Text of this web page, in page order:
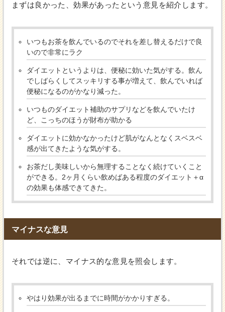
まずは良かった、効果があったという意見を紹介します。
いつもお茶を飲んでいるのでそれを差し替えるだけで良
いので非常にラク
ダイエットというよりは、便秘に効いた気がする。飲ん
でしばらくしてスッキリする事が増えて、飲んでいれば
便秘になるのがかなり減った。
いつものダイエット補助のサプリなどを飲んでいたけ
ど、こっちのほうが財布が助かる
ダイエットに効かなかったけど肌がなんとなくスベスベ
感が出てきたような気がする。
お茶だし美味しいから無理することなく続けていくこと
ができる。2ヶ月くらい飲めばある程度のダイエット＋α
の効果も体感できてきた。
マイナスな意見
それでは逆に、マイナス的な意見を照会します。
やはり効果が出るまでに時間がかかりすぎる。